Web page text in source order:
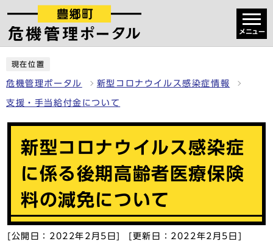
メニュー
現在位置
危機管理ポータル 新型コロナウイルス感染症情報
支援・手当給付金について
新型コロナウイルス感染症
に係る後期高齢者医療保険
料の減免について
[公開日：2022年2月5日] [更新日：2022年2月5日]